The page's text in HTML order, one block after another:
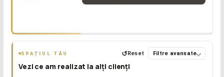
contractul
pentru
sigur
SPAȚIUL TĂU ↺Reset Filtre avansate
Vezi ce am realizat la alți clienți